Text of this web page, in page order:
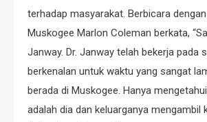
terhadap masyarakat. Berbicara
Muskogee Marlon Coleman berkata,
Janway. Dr. Janway telah bekerja pada
berkenalan untuk waktu yang sangat
berada di Muskogee. Hanya
adalah dia dan keluarganya mengambil